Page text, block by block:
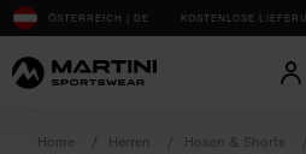
sr.Table Of Content
ÖSTERREICH | DE KOSTENLOSE
Home Herren Hosen & Shorts